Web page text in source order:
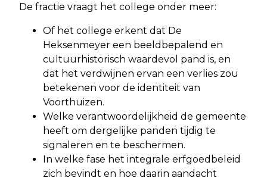
De fractie vraagt het college onder meer:
Of het college erkent dat De
Heksenmeyer een beeldbepalend en
cultuurhistorisch waardevol pand is, en
dat het verdwijnen ervan een verlies zou
betekenen voor de identiteit van
Voorthuizen.
Welke verantwoordelijkheid de gemeente
heeft om dergelijke panden tijdig te
signaleren en te beschermen.
In welke fase het integrale erfgoedbeleid
zich bevindt en hoe daarin aandacht